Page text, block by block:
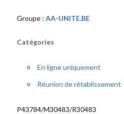
Groupe : AA-UNITE.BE
Catégories
En ligne uniquement
Réunion de rétablissement
P43784/M30483/R30483